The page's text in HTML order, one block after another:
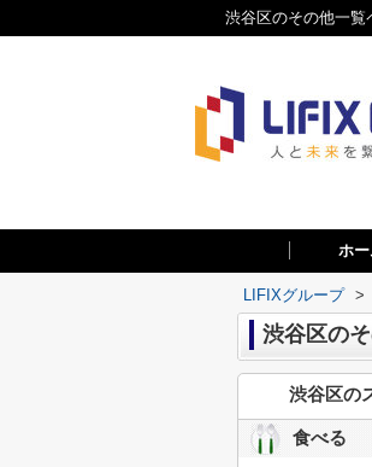
渋谷区のその他一
ホ
LIFIXグループ >
渋谷区の
渋谷区の
食べる